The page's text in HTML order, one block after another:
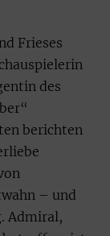
Frieses
des
berichten
– und
Admiral,